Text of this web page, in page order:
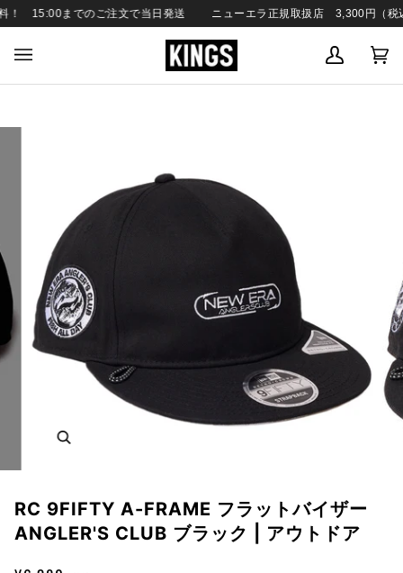
SKIP
TO
15:00までのご注文で当日発送 ニューエラ正規取扱店 3,300円（税込
RC 9FIFTY A-FRAME フラットバイザー
ANGLER'S CLUB ブラック | アウトドア